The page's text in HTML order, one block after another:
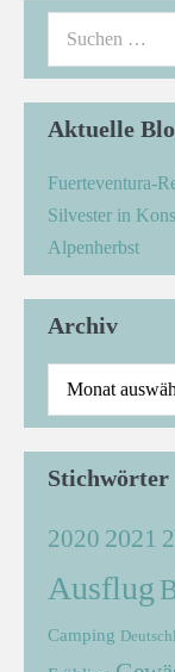
Aktuelle
Fuerteventura-
Silvester in
Alpenherbst
Archiv
Stichwörter
2020 2021
Ausflug
Camping